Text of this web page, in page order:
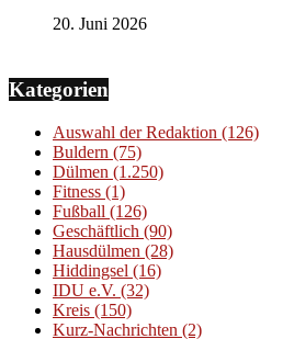
20. Juni 2026
Kategorien
Auswahl der Redaktion (126)
Buldern (75)
Dülmen (1.250)
Fitness (1)
Fußball (126)
Geschäftlich (90)
Hausdülmen (28)
Hiddingsel (16)
IDU e.V. (32)
Kreis (150)
Kurz-Nachrichten (2)